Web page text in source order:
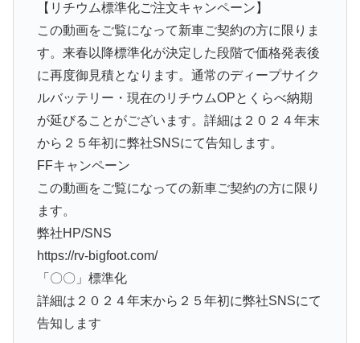
【リチウム標準化ご注文キャンペーン】
この動画をご覧になって新車ご契約の方に限りま
す。来春以降標準化が決定した段階で価格発表後
に再度御見積となります。通常のディープサイク
ルバッテリー・現在のリチウムOPとくらべ納期
が延びることがございます。詳細は２０２４年末
から２５年初に弊社SNSにて告知します。
FFキャンペーン
この動画をご覧になっての新車ご契約の方に限り
ます。
弊社HP/SNS
https://rv-bigfoot.com/
「〇〇」標準化
詳細は２０２４年末から２５年初に弊社SNSにて
告知します